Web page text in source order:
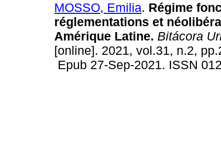
MOSSO, Emilia. Régime
réglementations et
Amérique Latine. Bitácora
[online]. 2021, vol.31, n.2,
Epub 27-Sep-2021. ISSN